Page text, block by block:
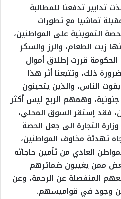
تدابير تدفعنا للمطالبة
تماشيا مع تطورات
التموينية على المواطنين،
زيت الطعام، والرز والسكر
الحكومة قررت إطلاق أموال
ذلك، وتتبعنا أثر هذا
الناس، والذين يتحينون
وهمهم الربح ليس أكثر
فقد إستقر السوق المحلي،
التجارة الى جعل الحصة
تهدئة مخاوف المواطنين،
العادي من تأمين حاجاته
ممن يغيبون ضمائرهم
المنفصلة عن الرحمة، وعن
من وجود في قواميسهم.